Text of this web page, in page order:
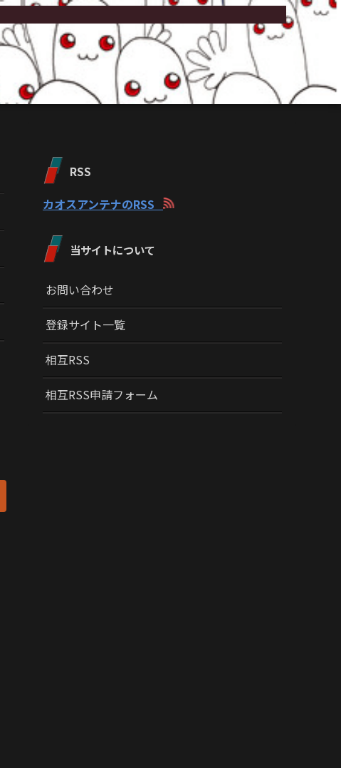
RSS
カオスアンテナのRSS
当サイトについて
お問い合わせ
登録サイト一覧
相互RSS
相互RSS申請フォーム